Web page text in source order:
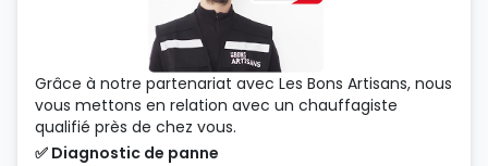
Grâce à notre partenariat avec Les Bons Artisans, nous
vous mettons en relation avec un chauffagiste
qualifié près de chez vous.
✅ Diagnostic de panne